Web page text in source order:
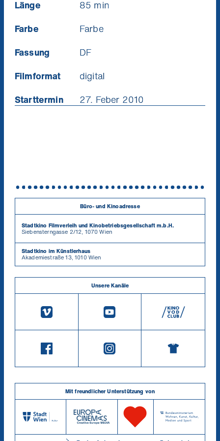
Länge
85 min
Farbe
Farbe
Fassung
DF
Filmformat
digital
Starttermin
27. Feber 2010
Büro- und Kinoadresse
Stadtkino Filmverleih und Kinobetriebsgesellschaft m.b.H.
Siebensterngasse 2/12, 1070 Wien
Stadtkino im Künstlerhaus
Akademiestraße 13, 1010 Wien
Unsere Kanäle
Mit freundlicher Unterstützung von